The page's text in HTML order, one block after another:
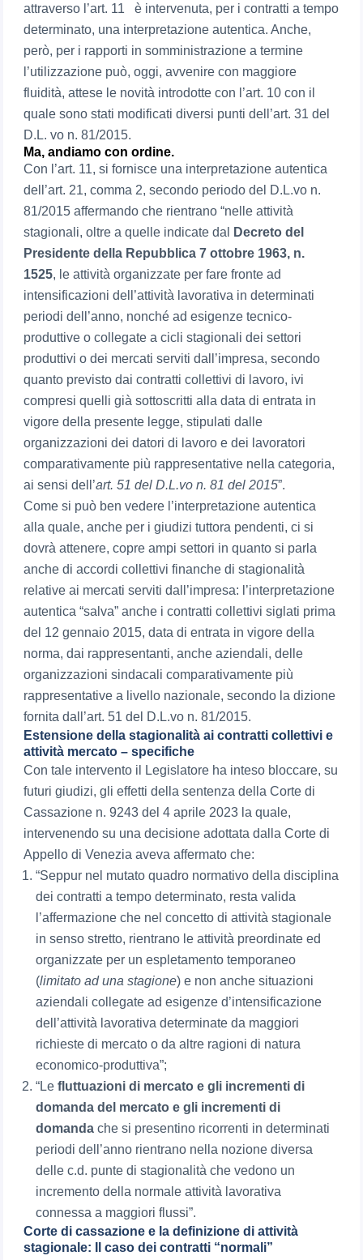
attraverso l’art. 11 è intervenuta, per i contratti a tempo
determinato, una interpretazione autentica. Anche,
però, per i rapporti in somministrazione a termine
l’utilizzazione può, oggi, avvenire con maggiore
fluidità, attese le novità introdotte con l’art. 10 con il
quale sono stati modificati diversi punti dell’art. 31 del
D.L. vo n. 81/2015.
Ma, andiamo con ordine.
Con l’art. 11, si fornisce una interpretazione autentica
dell’art. 21, comma 2, secondo periodo del D.L.vo n.
81/2015 affermando che rientrano “nelle attività
stagionali, oltre a quelle indicate dal
Decreto del
Presidente della Repubblica 7 ottobre 1963, n.
1525, le attività organizzate per fare fronte ad
intensificazioni dell’attività lavorativa in determinati
periodi dell’anno, nonché ad esigenze tecnico-
produttive o collegate a cicli stagionali dei settori
produttivi o dei mercati serviti dall’impresa, secondo
quanto previsto dai contratti collettivi di lavoro, ivi
compresi quelli già sottoscritti alla data di entrata in
vigore della presente legge, stipulati dalle
organizzazioni dei datori di lavoro e dei lavoratori
comparativamente più rappresentative nella categoria,
ai sensi dell’art. 51 del D.L.vo n. 81 del 2015”.
Come si può ben vedere l’interpretazione autentica
alla quale, anche per i giudizi tuttora pendenti, ci si
dovrà attenere, copre ampi settori in quanto si parla
anche di accordi collettivi finanche di stagionalità
relative ai mercati serviti dall’impresa: l’interpretazione
autentica “salva” anche i contratti collettivi siglati prima
del 12 gennaio 2015, data di entrata in vigore della
norma, dai rappresentanti, anche aziendali, delle
organizzazioni sindacali comparativamente più
rappresentative a livello nazionale, secondo la dizione
fornita dall’art. 51 del D.L.vo n. 81/2015.
Estensione della stagionalità ai contratti collettivi e
attività mercato – specifiche
Con tale intervento il Legislatore ha inteso bloccare, su
futuri giudizi, gli effetti della sentenza della Corte di
Cassazione n. 9243 del 4 aprile 2023 la quale,
intervenendo su una decisione adottata dalla Corte di
Appello di Venezia aveva affermato che:
“Seppur nel mutato quadro normativo della disciplina
dei contratti a tempo determinato, resta valida
l’affermazione che nel concetto di attività stagionale
in senso stretto, rientrano le attività preordinate ed
organizzate per un espletamento temporaneo
(limitato ad una stagione) e non anche situazioni
aziendali collegate ad esigenze d’intensificazione
dell’attività lavorativa determinate da maggiori
richieste di mercato o da altre ragioni di natura
economico-produttiva”;
“Lefluttuazioni di mercato e gli incrementi di
domanda del mercato e gli incrementi di
domanda che si presentino ricorrenti in determinati
periodi dell’anno rientrano nella nozione diversa
delle c.d. punte di stagionalità che vedono un
incremento della normale attività lavorativa
connessa a maggiori flussi”.
Corte di cassazione e la definizione di attività
stagionale: Il caso dei contratti “normali”